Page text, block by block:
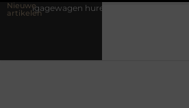
Nieuwe
artikelenKies de juiste aanhanger voor jouw klus